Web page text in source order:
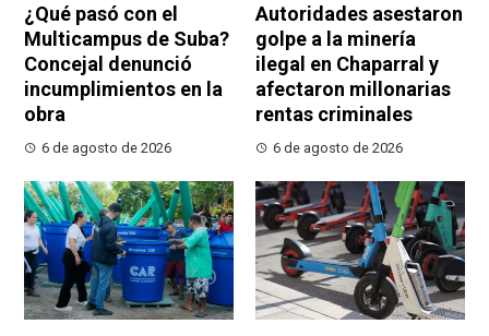
¿Qué pasó con el
Multicampus de Suba?
Concejal denunció
incumplimientos en la
obra
6 de agosto de 2026
Autoridades asestaron
golpe a la minería
ilegal en Chaparral y
afectaron millonarias
rentas criminales
6 de agosto de 2026